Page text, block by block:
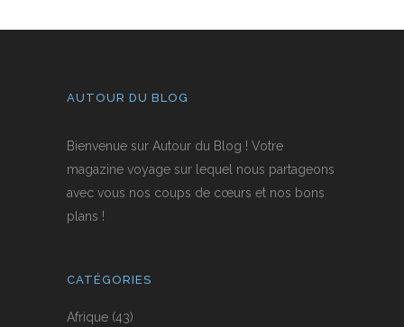
AUTOUR DU BLOG
Bienvenue sur Autour du Blog ! Votre
magazine voyage sur lequel nous partageons
avec vous nos coups de cœurs et nos bons
plans !
CATÉGORIES
Afrique (43)